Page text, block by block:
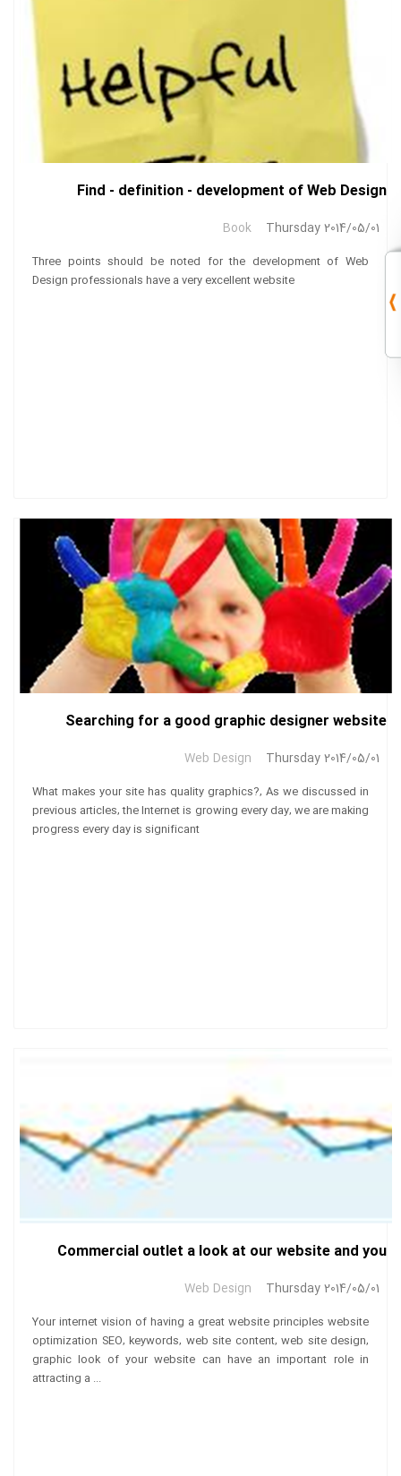
Find - definition - development of Web Design
Book Thursday 2014/05/01
Three points should be noted for the development of Web
Design professionals have a very excellent website
Searching for a good graphic designer website
Web Design Thursday 2014/05/01
What makes your site has quality graphics?, As we discussed in
previous articles, the Internet is growing every day, we are making
progress every day is significant
Commercial outlet a look at our website and you
Web Design Thursday 2014/05/01
Your internet vision of having a great website principles website
optimization SEO, keywords, web site content, web site design,
graphic look of your website can have an important role in
attracting a ...